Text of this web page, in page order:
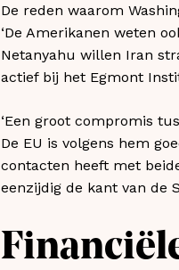
De reden waarom
‘De Amerikanen weten
Netanyahu willen Iran
actief bij het Egmont
‘Een groot compromis
De EU is volgens hem
contacten heeft met
eenzijdig de kant van de